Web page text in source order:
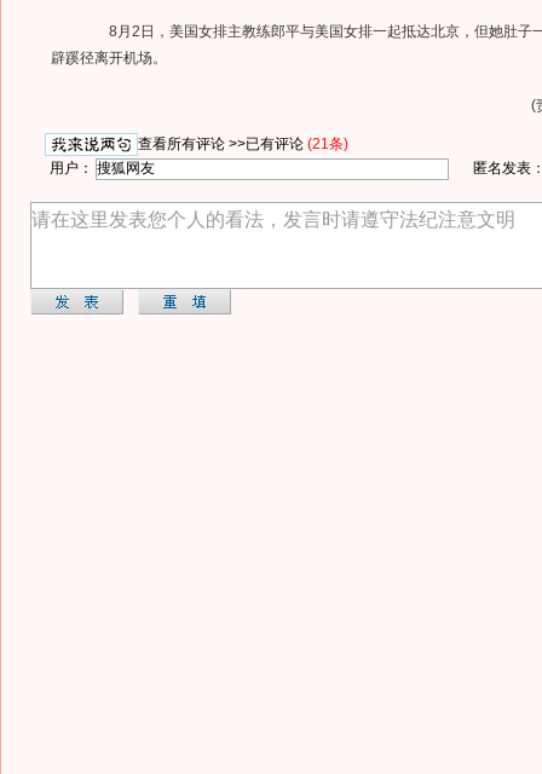
8月2日，美国女排主教练郎平与美国女排一起抵达北京，但她肚子
辟蹊径离开机场。
(
查看所有评论 >>已有评论 (21条)
用户：
匿名发表